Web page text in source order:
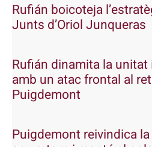
Rufián boicoteja
Junts d’Oriol Junqueras
Rufián dinamita la
amb un atac frontal al
Puigdemont
Puigdemont reivindica